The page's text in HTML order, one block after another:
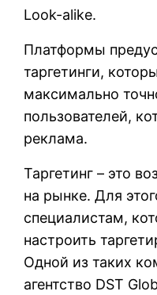
Look-alike.
Платформы
таргетинги,
максимально
пользователей,
реклама.
Таргетинг – это
на рынке. Для
специалистам,
настроить
Одной из таких
агентство DST